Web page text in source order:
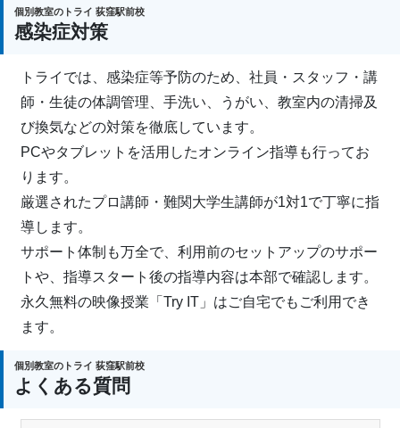
個別教室のトライ 荻窪駅前校
感染症対策
トライでは、感染症等予防のため、社員・スタッフ・講
師・生徒の体調管理、手洗い、うがい、教室内の清掃及
び換気などの対策を徹底しています。
PCやタブレットを活用したオンライン指導も行ってお
ります。
厳選されたプロ講師・難関大学生講師が1対1で丁寧に指
導します。
サポート体制も万全で、利用前のセットアップのサポー
トや、指導スタート後の指導内容は本部で確認します。
永久無料の映像授業「Try IT」はご自宅でもご利用でき
ます。
個別教室のトライ 荻窪駅前校
よくある質問